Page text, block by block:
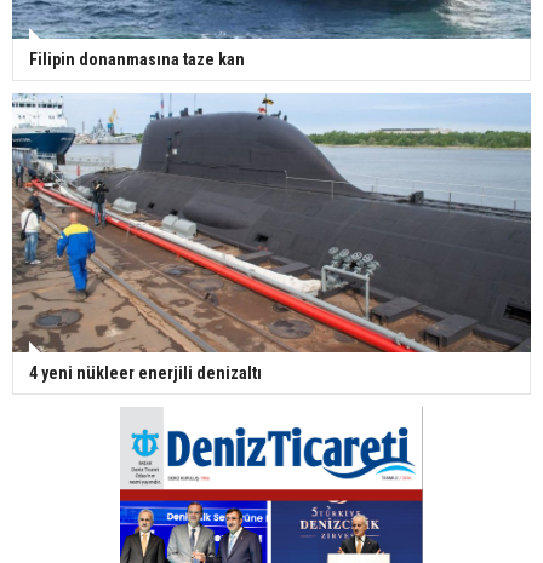
Filipin donanmasına taze kan
4 yeni nükleer enerjili denizaltı